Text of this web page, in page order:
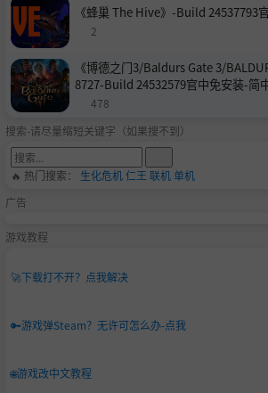
《蜂巢 The Hive》-Build 24537793
2
《博德之门3/Baldurs Gate 3/
8727-Build 24532579官中免安装-简
478
搜索-请尽量缩短关键字（如果搜不到）
🔥 热门搜索： 生化危机仁王 联机单机
广告
游戏教程
🚀下载打不开？点我解决
🔑游戏弹Steam？无许可怎么办-点我
🌐游戏改中文教程